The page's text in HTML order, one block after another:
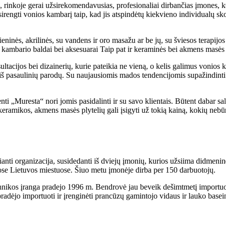
gerai užsirekomendavusias, profesionaliai dirbančias
vonios kambarį taip, kad jis atspindėtų kiekvieno individualų
akrilinės, su vandens ir oro masažu ar be jų, su šviesos
baldai bei aksesuarai Taip pat ir keraminės bei akmens
bei dizainerių, kurie pateikia ne vieną, o kelis galimus
pasaulinių parodų. Su naujausiomis mados tendencijomis
„Muresta“ nori jomis pasidalinti ir su savo klientais. Būtent dabar
akmens masės plytelių gali įsigyti už tokią kainą, kokių
organizacija, susidedanti iš dviejų įmonių, kurios užsiima
Lietuvos miestuose. Šiuo metu įmonėje dirba per 150 darbuotojų.
įranga pradejo 1996 m. Bendrovė jau beveik dešimtmetį
importuoti ir įrenginėti prancūzų gamintojo vidaus ir lauko